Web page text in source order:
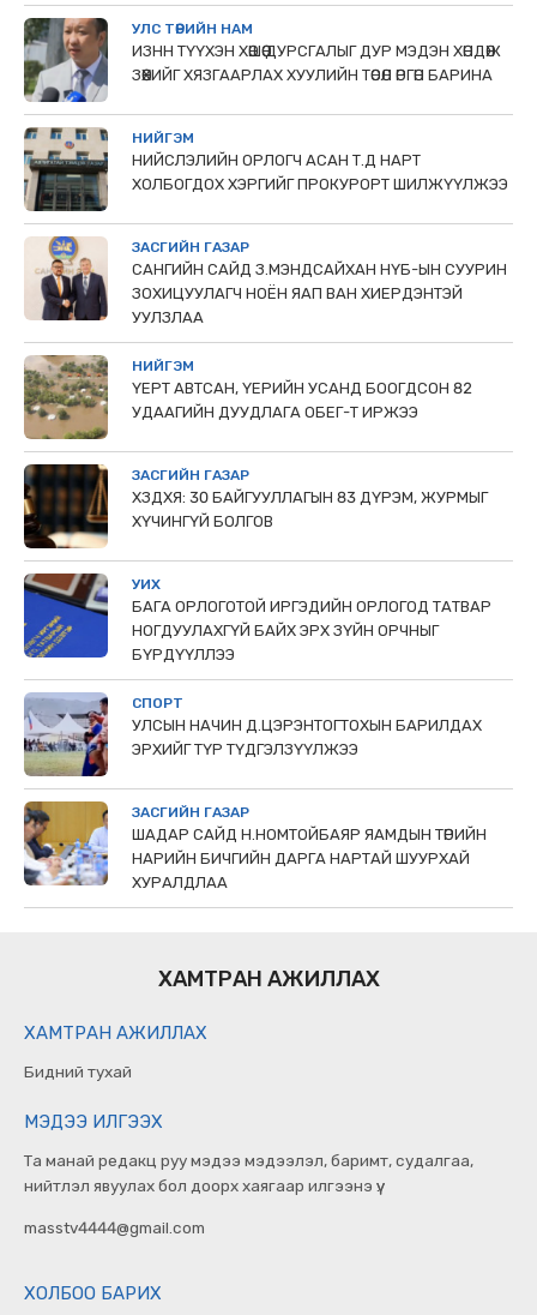
УЛС ТӨРИЙН НАМ
ИЗНН ТҮҮХЭН ХӨШӨӨ ДУРСГАЛЫГ ДУР МЭДЭН ХӨНДӨЖ
ЗӨӨХИЙГ ХЯЗГААРЛАХ ХУУЛИЙН ТӨСӨЛ ӨРГӨН БАРИНА
НИЙГЭМ
НИЙСЛЭЛИЙН ОРЛОГЧ АСАН Т.Д НАРТ
ХОЛБОГДОХ ХЭРГИЙГ ПРОКУРОРТ ШИЛЖҮҮЛЖЭЭ
ЗАСГИЙН ГАЗАР
САНГИЙН САЙД З.МЭНДСАЙХАН НҮБ-ЫН СУУРИН
ЗОХИЦУУЛАГЧ НОЁН ЯАП ВАН ХИЕРДЭНТЭЙ
УУЛЗЛАА
НИЙГЭМ
ҮЕРТ АВТСАН, ҮЕРИЙН УСАНД БООГДСОН 82
УДААГИЙН ДУУДЛАГА ОБЕГ-Т ИРЖЭЭ
ЗАСГИЙН ГАЗАР
ХЗДХЯ: 30 БАЙГУУЛЛАГЫН 83 ДҮРЭМ, ЖУРМЫГ
ХҮЧИНГҮЙ БОЛГОВ
УИХ
БАГА ОРЛОГОТОЙ ИРГЭДИЙН ОРЛОГОД ТАТВАР
НОГДУУЛАХГҮЙ БАЙХ ЭРХ ЗҮЙН ОРЧНЫГ
БҮРДҮҮЛЛЭЭ
СПОРТ
УЛСЫН НАЧИН Д.ЦЭРЭНТОГТОХЫН БАРИЛДАХ
ЭРХИЙГ ТҮР ТҮДГЭЛЗҮҮЛЖЭЭ
ЗАСГИЙН ГАЗАР
ШАДАР САЙД Н.НОМТОЙБАЯР ЯАМДЫН ТӨРИЙН
НАРИЙН БИЧГИЙН ДАРГА НАРТАЙ ШУУРХАЙ
ХУРАЛДЛАА
ХАМТРАН АЖИЛЛАХ
ХАМТРАН АЖИЛЛАХ
Бидний тухай
МЭДЭЭ ИЛГЭЭХ
Та манай редакц руу мэдээ мэдээлэл, баримт, судалгаа,
нийтлэл явуулах бол доорх хаягаар илгээнэ үү.
masstv4444@gmail.com
ХОЛБОО БАРИХ